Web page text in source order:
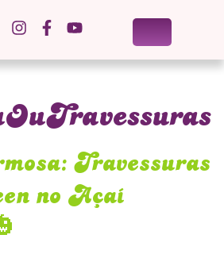
Travessuras
no Açaí